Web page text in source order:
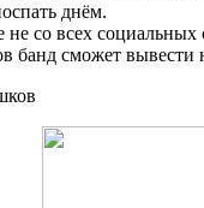
днём.
не со всех социальных
банд сможет вывести